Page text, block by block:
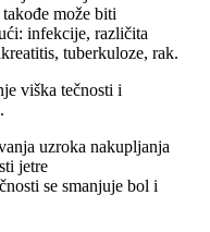
može biti
infekcije, različita
tuberkuloze, rak.
viška tečnosti i
uzroka nakupljanja
jetre
se smanjuje bol i